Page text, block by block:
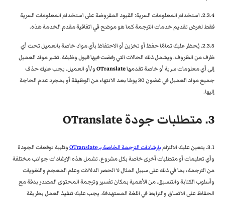
2.3.4. استخدام المعلومات السرية: القيود المفروضة على استخدام المعلومات السرية
فقط لغرض تقديم خدمات الترجمة كما هو موضح في اتفاقية مقدم الخدمة هذه.
2.3.5. يُحظر عليك تمامًا حفظ أو تخزين أو الاحتفاظ بأي مواد خاصة بالعميل تحت أي
ظرف من الظروف. ويشمل ذلك الحالات التي رفضت فيها قبول وظيفة. تشير مواد العميل
إلى أي معلومات سرية أو خاصة تقدمهاOTranslateو/أو العميل. يجب عليك حذف
جميع مواد العميل في غضون 30 يومًا بعد الانتهاء من الوظيفة أو بمجرد عدم الحاجة
إليها.
3. متطلبات جودة OTranslate
3.1. يتعين عليك الالتزام بإرشادات الترجمة الخاصة بـ OTranslate
وتلبية توقعات الجودة
وأي تعليمات أو متطلبات أخرى خاصة بكل مشروع. تشمل هذه الإرشادات جوانب مختلفة
من الترجمة، بما في ذلك على سبيل المثال لا الحصر الدلالات وعلم المعجم واللغويات
وأسلوب الكتابة والتنسيق. من الأهمية بمكان تفسير وترجمة المحتوى المصدر بدقة مع
الحفاظ على الاتساق والترابط في اللغة المستهدفة. يجب عليك تنفيذ العمل بطريقة